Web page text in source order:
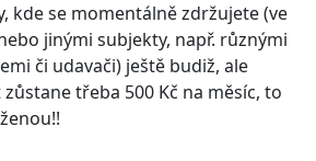
kde se momentálně zdržujete (ve
jinými subjekty, např. různými
či udavači) ještě budiž, ale
třeba 500 Kč na měsíc, to